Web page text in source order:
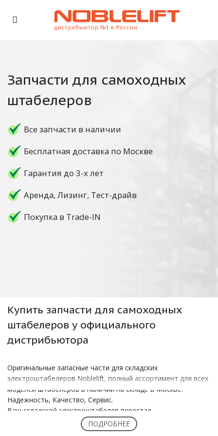
Запчасти для самоходных
штабелеров
Все запчасти в наличии
Бесплатная доставка по Москве
Гарантия до 3-х лет
Аренда, Лизинг, Тест-драйв
Покупка в Trade-IN
Купить запчасти для самоходных
штабелеров у официального
дистрибьютора
Оригинальные запасные части для складских
электроштабелеров Noblelift, полный ассортимент для всех
моделей штабелеров в наличии на складе в Москве:
Надежность, Качество, Сервис.
Ваш складской электроштабелер перестал
функционировать идеально? Вам срочно нужны новые
надежные запчасти? Не откладывайте покупку, ведь
ПОДРОБНЕЕ